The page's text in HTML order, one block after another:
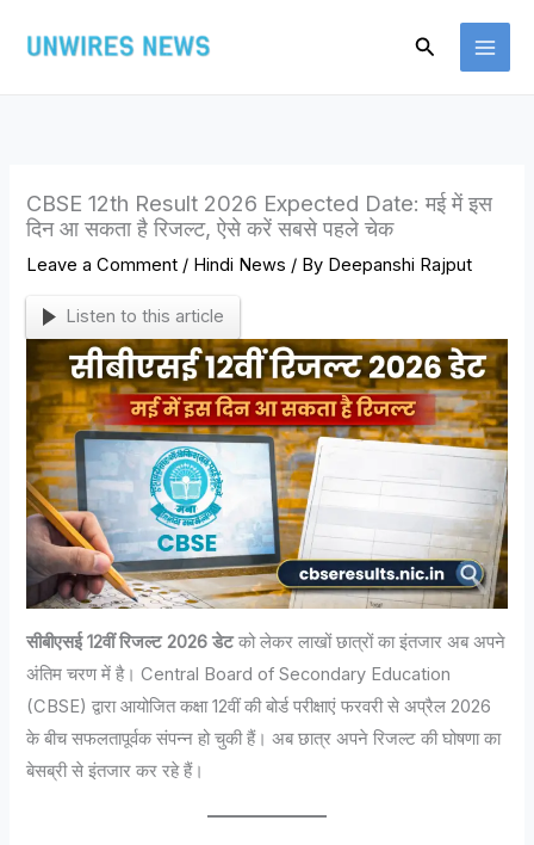
Search
CBSE 12th Result 2026 Expected Date: मई में इस
दिन आ सकता है रिजल्ट, ऐसे करें सबसे पहले चेक
Leave a Comment / Hindi News / By Deepanshi Rajput
Listen to this article
सीबीएसई 12वीं रिजल्ट 2026 डेटको लेकर लाखों छात्रों का इंतजार अब अपने
अंतिम चरण में है। Central Board of Secondary Education
(CBSE) द्वारा आयोजित कक्षा 12वीं की बोर्ड परीक्षाएं फरवरी से अप्रैल 2026
के बीच सफलतापूर्वक संपन्न हो चुकी हैं। अब छात्र अपने रिजल्ट की घोषणा का
बेसब्री से इंतजार कर रहे हैं।